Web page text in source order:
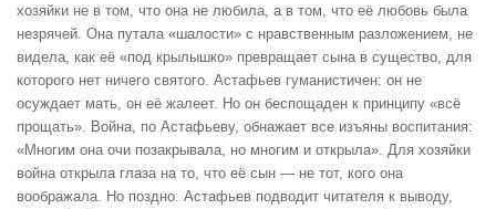
хозяйки не в том, что она не любила, а в том, что её любовь была
незрячей. Она путала «шалости» с нравственным разложением, не
видела, как её «под крылышко» превращает сына в существо, для
которого нет ничего святого. Астафьев гуманистичен: он не
осуждает мать, он её жалеет. Но он беспощаден к принципу «всё
прощать». Война, по Астафьеву, обнажает все изъяны воспитания:
«Многим она очи позакрывала, но многим и открыла». Для хозяйки
война открыла глаза на то, что её сын — не тот, кого она
воображала. Но поздно. Астафьев подводит читателя к выводу,